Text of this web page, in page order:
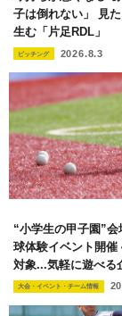
子は倒れない」 見
生む「片足RDL」
ピッチング 2026.8.3
“小学生の甲子園”
球体験イベント開催
対象...気軽に遊べる
大会・イベント・チーム情報